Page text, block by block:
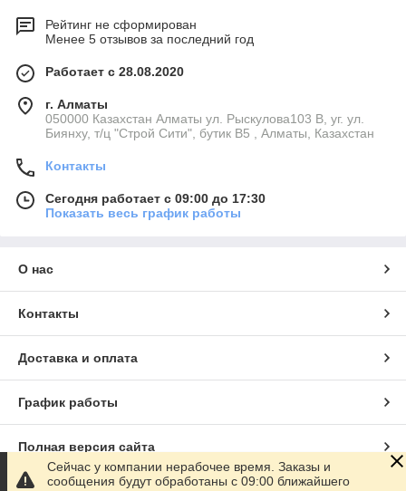
Рейтинг не сформирован
Менее 5 отзывов за последний год
Работает с 28.08.2020
г. Алматы
050000 Казахстан Алматы ул. Рыскулова103 В, уг. ул.
Биянху, т/ц "Строй Сити", бутик В5 , Алматы, Казахстан
Контакты
Сегодня работает с 09:00 до 17:30
Показать весь график работы
О нас
Контакты
Доставка и оплата
График работы
Полная версия сайта
Сейчас у компании нерабочее время. Заказы и
сообщения будут обработаны с 09:00 ближайшего